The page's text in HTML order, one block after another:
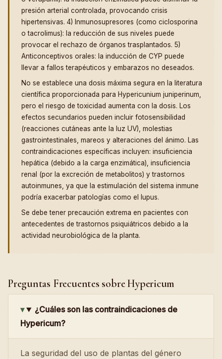
presión arterial controlada, provocando crisis
hipertensivas. 4) Inmunosupresores (como ciclosporina
o tacrolimus): la reducción de sus niveles puede
provocar el rechazo de órganos trasplantados. 5)
Anticonceptivos orales: la inducción de CYP puede
llevar a fallos terapéuticos y embarazos no deseados.
No se establece una dosis máxima segura en la literatura
científica proporcionada para Hypericunium juniperinum,
pero el riesgo de toxicidad aumenta con la dosis. Los
efectos secundarios pueden incluir fotosensibilidad
(reacciones cutáneas ante la luz UV), molestias
gastrointestinales, mareos y alteraciones del ánimo. Las
contraindicaciones específicas incluyen: insuficiencia
hepática (debido a la carga enzimática), insuficiencia
renal (por la excreción de metabolitos) y trastornos
autoinmunes, ya que la estimulación del sistema inmune
podría exacerbar patologías como el lupus.
Se debe tener precaución extrema en pacientes con
antecedentes de trastornos psiquiátricos debido a la
actividad neurobiológica de la planta.
Preguntas Frecuentes sobre Hypericum
¿Cuáles son las contraindicaciones de
Hypericum?
La seguridad del uso de plantas del género